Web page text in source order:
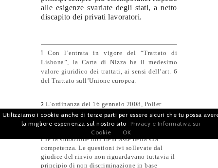
alle esigenze svariate degli stati, a netto
discapito dei privati lavoratori.
1 Con l’entrata in vigore del “Trattato di
Lisbona”, la Carta di Nizza ha il medesimo
valore giuridico dei trattati, ai sensi dell’art. 6
del Trattato sull’Unione europea.
2 L’ordinanza del 16 gennaio 2008, Polier
(C361/07, non pubblicata, EU:C:2008:16)
riguardava il contratto di lavoro francese
nouvelles embauches». La Corte ha ritenuto
che la situazione non rientrasse nella sua
competenza. Le questioni ivi sollevate dal
giudice del rinvio non riguardavano tuttavia il
principio di non discriminazione in base
Utilizziamo i cookie anche di terze parti per essere sicuri che tu possa
la migliore esperienza sul nostro sito
Privacy e Informativa sui
Cookie
OK